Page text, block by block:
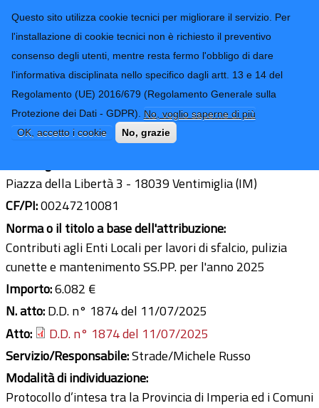
Questo sito utilizza cookie tecnici per migliorare il servizio. Per
l'installazione di cookie tecnici non è richiesto il preventivo
consenso degli utenti, mentre resta fermo l'obbligo di dare
l'informativa disciplinata nello specifico dagli artt. 13 e 14 del
Regolamento (UE) 2016/679 (Regolamento Generale sulla
Protezione dei Dati - GDPR). No, voglio saperne di più
OK, accetto i cookie
No, grazie
Provincia di
Imperia
CONTATTI-URP
TRASPARENZA
Form di ricerca
Comune di Ventimiglia
Ultimo aggiornamento: 19/08/2025 - 08:07
Piazza della Libertà 3 - 18039 Ventimiglia (IM)
CF/PI:00247210081
Norma o il titolo a base dell'attribuzione:
Contributi agli Enti Locali per lavori di sfalcio, pulizia
cunette e mantenimento SS.PP. per l'anno 2025
Importo:6.082 €
N. atto:D.D. n° 1874 del 11/07/2025
Atto:
D.D. n° 1874 del 11/07/2025
Servizio/Responsabile:Strade/Michele Russo
Modalità di individuazione:
Protocollo d’intesa tra la Provincia di Imperia ed i Comuni